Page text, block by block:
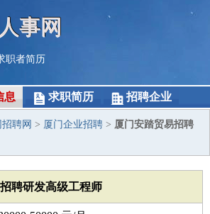
事网
职者简历
息 求职简历 招聘企业
聘网 > 厦门企业招聘 > 厦门安踏贸易招聘
招聘研发高级工程师